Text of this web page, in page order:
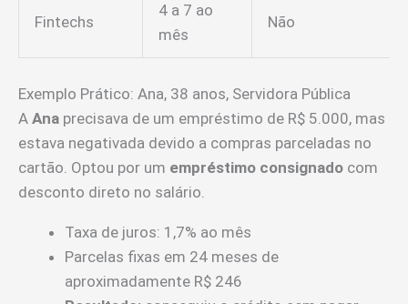
Fintechs
4 a 7 ao
mês
Não
Exemplo Prático: Ana, 38 anos, Servidora Pública
A Ana precisava de um empréstimo de R$ 5.000, mas
estava negativada devido a compras parceladas no
cartão. Optou por um empréstimo consignado com
desconto direto no salário.
Taxa de juros: 1,7% ao mês
Parcelas fixas em 24 meses de
aproximadamente R$ 246